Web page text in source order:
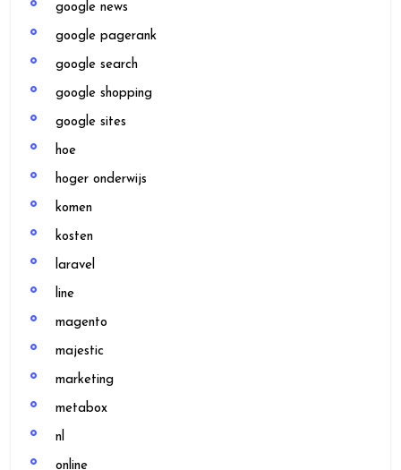
google news
google pagerank
google search
google shopping
google sites
hoe
hoger onderwijs
komen
kosten
laravel
line
magento
majestic
marketing
metabox
nl
online